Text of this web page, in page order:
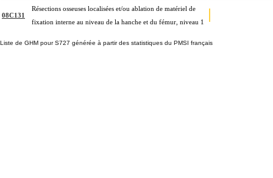
08C131
Résections osseuses localisées et/ou ablation de matériel de
fixation interne au niveau de la hanche et du fémur, niveau 1
Liste de GHM pour S727 générée à partir des statistiques du PMSI français